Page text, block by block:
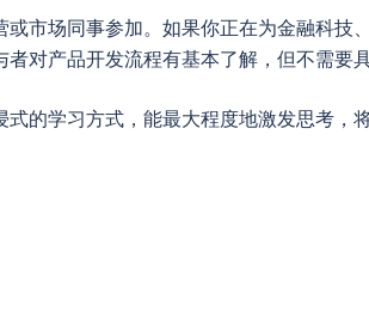
市场同事参加。如果你正在为金融科技
对产品开发流程有基本了解，但不需要
的学习方式，能最大程度地激发思考，